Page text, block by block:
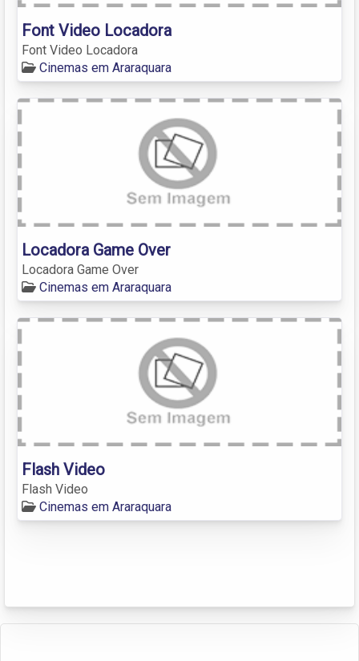
Font Video Locadora
Font Video Locadora
Cinemas em Araraquara
Locadora Game Over
Locadora Game Over
Cinemas em Araraquara
Flash Video
Flash Video
Cinemas em Araraquara